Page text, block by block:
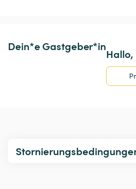
Dein*e Gastgeber*in
Hallo,